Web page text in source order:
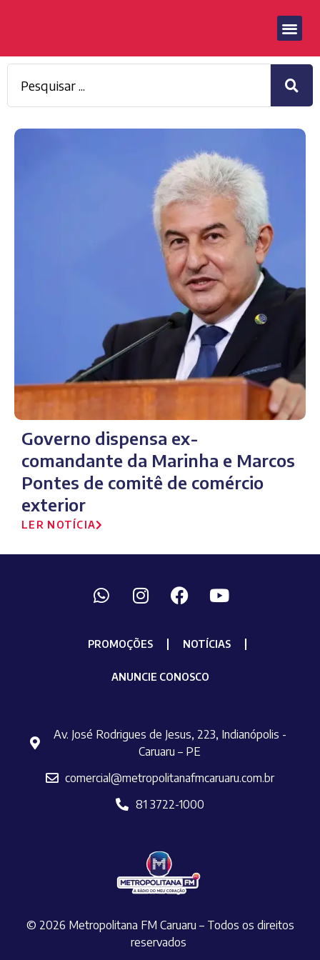
Governo dispensa ex-
comandante da Marinha e Marcos
Pontes de comitê de comércio
exterior
LER NOTÍCIA
PROMOÇÕES NOTÍCIAS
ANUNCIE CONOSCO
Av. José Rodrigues de Jesus, 223, Indianópolis -
Caruaru – PE
comercial@metropolitanafmcaruaru.com.br
81 3722-1000
© 2026 Metropolitana FM Caruaru – Todos os direitos
reservados